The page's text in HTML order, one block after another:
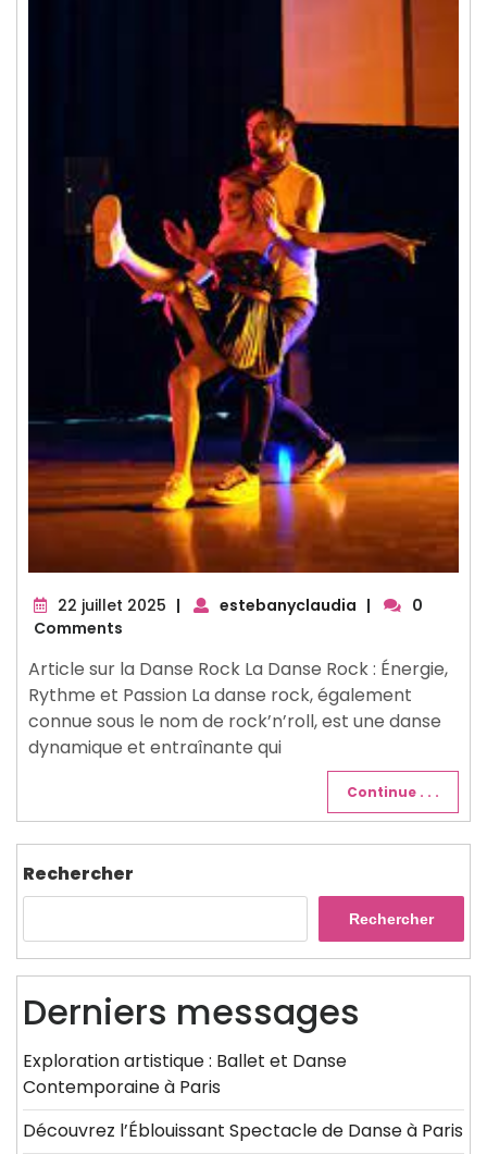
22 juillet 2025 22
| estebanyclaudia |
0
Comments
Article sur la Danse Rock La Danse Rock : Énergie,
Rythme et Passion La danse rock, également
connue sous le nom de rock’n’roll, est une danse
dynamique et entraînante qui
Continue . . .
Rechercher
Rechercher
Derniers messages
Exploration artistique : Ballet et Danse
Contemporaine à Paris
Découvrez l’Éblouissant Spectacle de Danse à Paris